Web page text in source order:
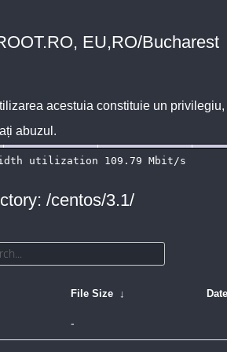
EU,RO/Bucharest
acestuia constituie un
abuzul.
/centos/3.1/
File Size ↓ Date
-